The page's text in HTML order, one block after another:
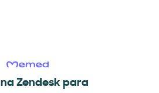
Zendesk para